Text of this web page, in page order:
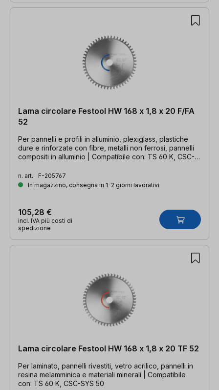
Lama circolare Festool HW 168 x 1,8 x 20 F/FA
52
Per pannelli e profili in alluminio, plexiglass, plastiche
dure e rinforzate con fibre, metalli non ferrosi, pannelli
compositi in alluminio | Compatibile con: TS 60 K, CSC-
n. art.: F-205767
In magazzino, consegna in 1-2 giorni lavorativi
105,28 €
incl. IVA più costi di
spedizione
Lama circolare Festool HW 168 x 1,8 x 20 TF 52
Per laminato, pannelli rivestiti, vetro acrilico, pannelli in
resina melamminica e materiali minerali | Compatibile
con: TS 60 K, CSC-SYS 50